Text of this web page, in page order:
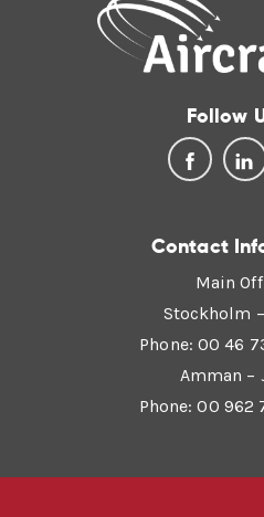
Follow
Contact
Main
Stockholm
Phone: 00 46
Amman –
Phone: 00 962